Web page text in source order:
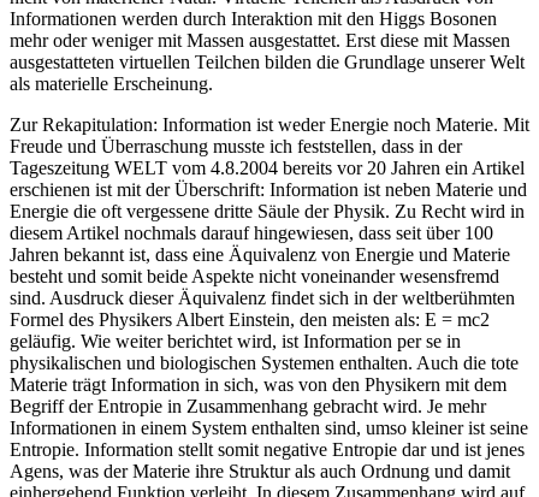
Informationen werden durch Interaktion mit den Higgs Bosonen
mehr oder weniger mit Massen ausgestattet. Erst diese mit Massen
ausgestatteten virtuellen Teilchen bilden die Grundlage unserer Welt
als materielle Erscheinung.
Zur Rekapitulation: Information ist weder Energie noch Materie. Mit
Freude und Überraschung musste ich feststellen, dass in der
Tageszeitung WELT vom 4.8.2004 bereits vor 20 Jahren ein Artikel
erschienen ist mit der Überschrift: Information ist neben Materie und
Energie die oft vergessene dritte Säule der Physik. Zu Recht wird in
diesem Artikel nochmals darauf hingewiesen, dass seit über 100
Jahren bekannt ist, dass eine Äquivalenz von Energie und Materie
besteht und somit beide Aspekte nicht voneinander wesensfremd
sind. Ausdruck dieser Äquivalenz findet sich in der weltberühmten
Formel des Physikers Albert Einstein, den meisten als: E = mc2
geläufig. Wie weiter berichtet wird, ist Information per se in
physikalischen und biologischen Systemen enthalten. Auch die tote
Materie trägt Information in sich, was von den Physikern mit dem
Begriff der Entropie in Zusammenhang gebracht wird. Je mehr
Informationen in einem System enthalten sind, umso kleiner ist seine
Entropie. Information stellt somit negative Entropie dar und ist jenes
Agens, was der Materie ihre Struktur als auch Ordnung und damit